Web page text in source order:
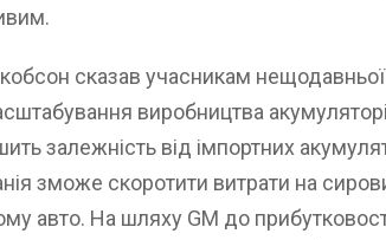
сказав учасникам нещодавньої
виробництва
залежність від імпортних
зможе скоротити витрати на
авто. На шляху GM до